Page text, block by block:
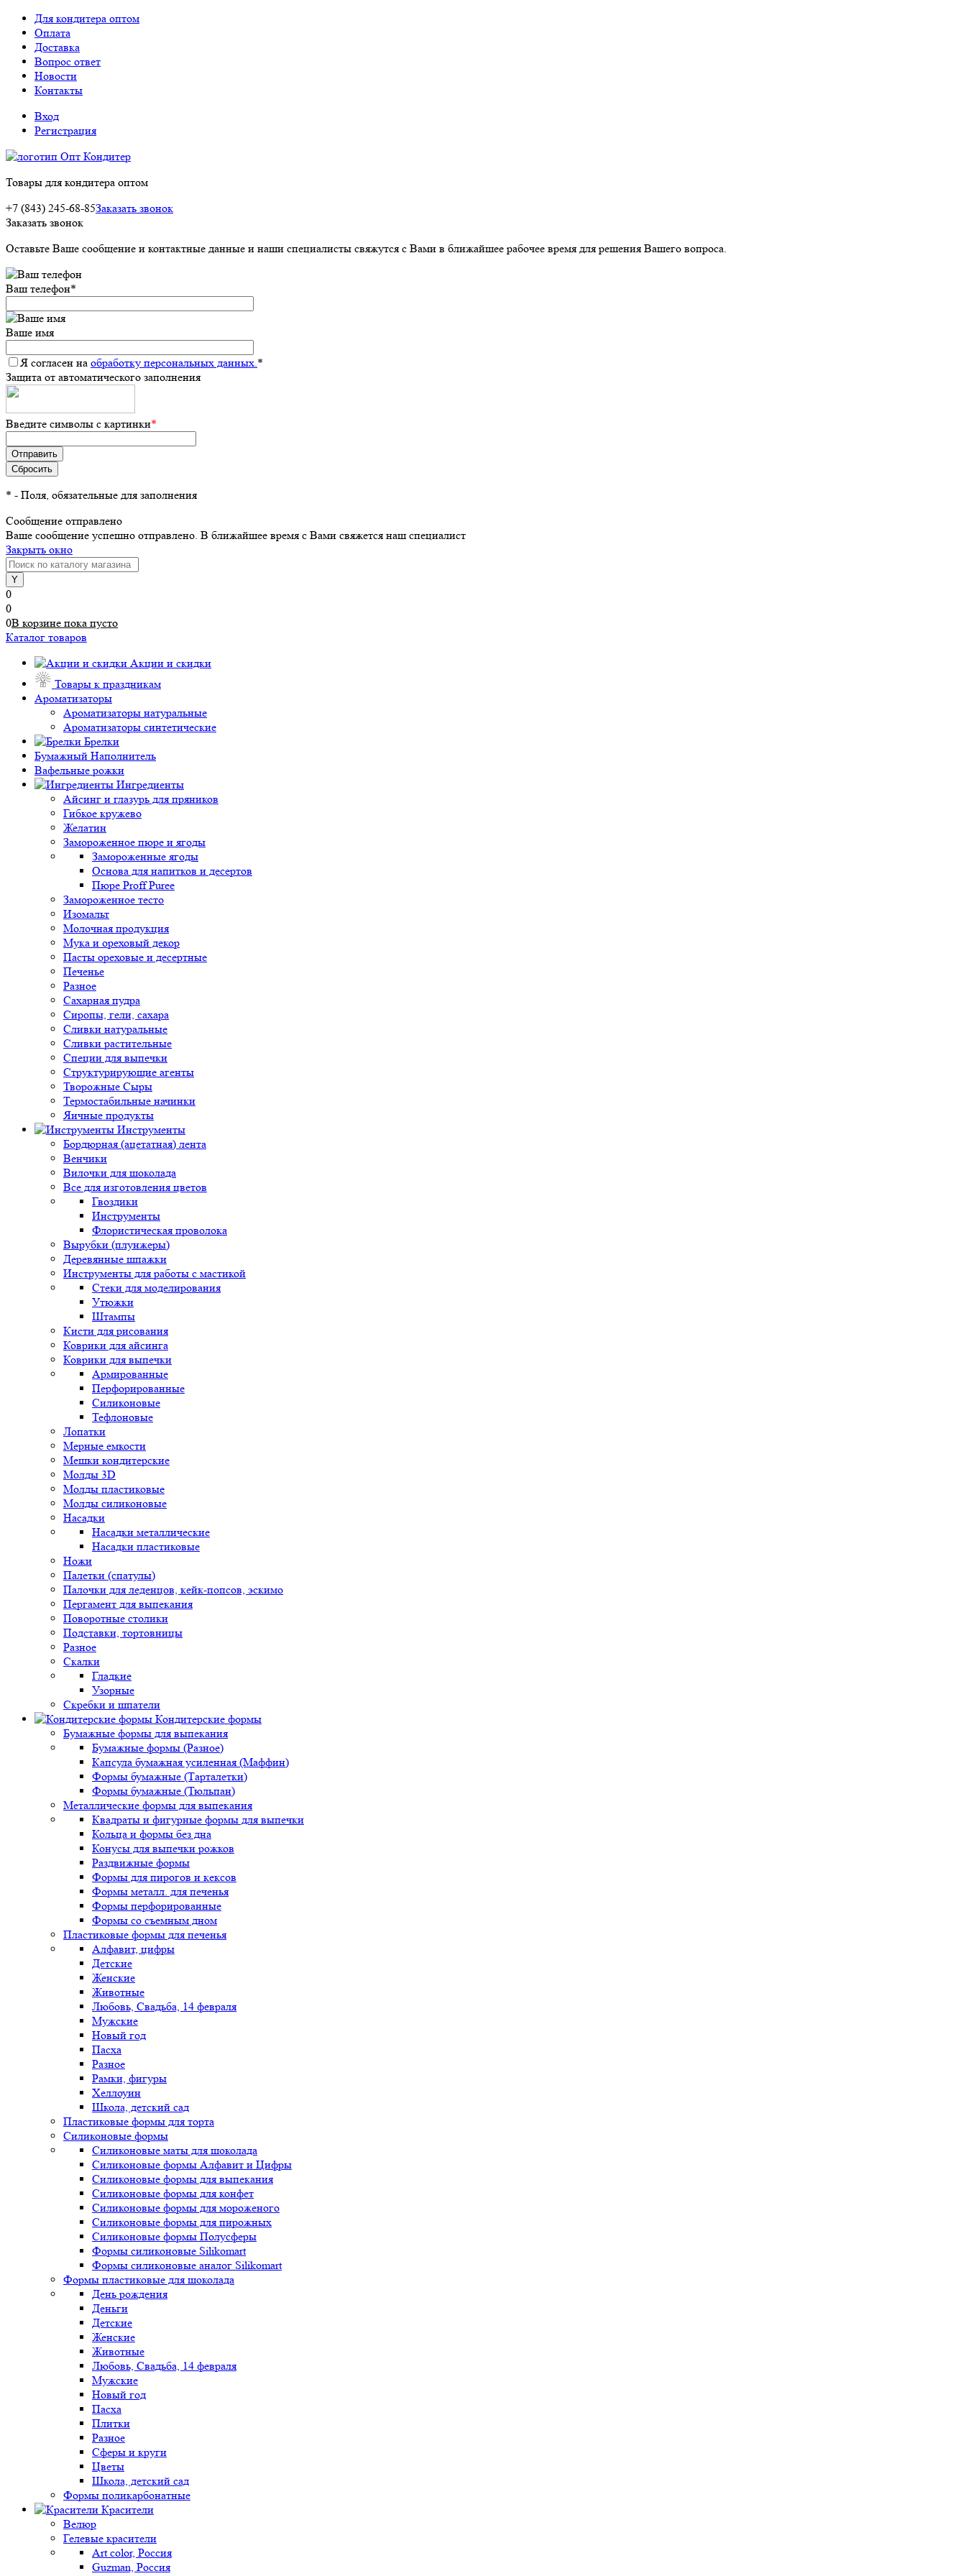
Для кондитера оптом
Оплата
Доставка
Вопрос ответ
Новости
Контакты
Вход
Регистрация
Товары для кондитера оптом
+7 (843) 245-68-85Заказать звонок
Заказать звонок
Оставьте Ваше сообщение и контактные данные и наши специалисты свяжутся с Вами в ближайшее рабочее время для решения Вашего вопроса.
Ваш телефон*
Ваше имя
Я согласен на обработку персональных данных.*
Защита от автоматического заполнения
Введите символы с картинки*
* - Поля, обязательные для заполнения
Сообщение отправлено
Ваше сообщение успешно отправлено. В ближайшее время с Вами свяжется наш специалист
Закрыть окно
0
0
0В корзине пока пусто
Каталог товаров
Акции и скидки
Товары к праздникам
Ароматизаторы
Ароматизаторы натуральные
Ароматизаторы синтетические
Брелки
Бумажный Наполнитель
Вафельные рожки
Ингредиенты
Айсинг и глазурь для пряников
Гибкое кружево
Желатин
Замороженное пюре и ягоды
Замороженные ягоды
Основа для напитков и десертов
Пюре Proff Puree
Замороженное тесто
Изомальт
Молочная продукция
Мука и ореховый декор
Пасты ореховые и десертные
Печенье
Разное
Сахарная пудра
Сиропы, гели, сахара
Сливки натуральные
Сливки растительные
Специи для выпечки
Структурирующие агенты
Творожные Сыры
Термостабильные начинки
Яичные продукты
Инструменты
Бордюрная (ацетатная) лента
Венчики
Вилочки для шоколада
Все для изготовления цветов
Гвоздики
Инструменты
Флористическая проволока
Вырубки (плунжеры)
Деревянные шпажки
Инструменты для работы с мастикой
Стеки для моделирования
Утюжки
Штампы
Кисти для рисования
Коврики для айсинга
Коврики для выпечки
Армированные
Перфорированные
Силиконовые
Тефлоновые
Лопатки
Мерные емкости
Мешки кондитерские
Молды 3D
Молды пластиковые
Молды силиконовые
Насадки
Насадки металлические
Насадки пластиковые
Ножи
Палетки (спатулы)
Палочки для леденцов, кейк-попсов, эскимо
Пергамент для выпекания
Поворотные столики
Подставки, тортовницы
Разное
Скалки
Гладкие
Узорные
Скребки и шпатели
Кондитерские формы
Бумажные формы для выпекания
Бумажные формы (Разное)
Капсула бумажная усиленная (Маффин)
Формы бумажные (Тарталетки)
Формы бумажные (Тюльпан)
Металлические формы для выпекания
Квадраты и фигурные формы для выпечки
Кольца и формы без дна
Конусы для выпечки рожков
Раздвижные формы
Формы для пирогов и кексов
Формы металл. для печенья
Формы перфорированные
Формы со съемным дном
Пластиковые формы для печенья
Алфавит, цифры
Детские
Женские
Животные
Любовь, Свадьба, 14 февраля
Мужские
Новый год
Пасха
Разное
Рамки, фигуры
Хеллоуин
Школа, детский сад
Пластиковые формы для торта
Силиконовые формы
Силиконовые маты для шоколада
Силиконовые формы Алфавит и Цифры
Силиконовые формы для выпекания
Силиконовые формы для конфет
Силиконовые формы для мороженого
Силиконовые формы для пирожных
Силиконовые формы Полусферы
Формы силиконовые Silikomart
Формы силиконовые аналог Silikomart
Формы пластиковые для шоколада
День рождения
Деньги
Детские
Женские
Животные
Любовь, Свадьба, 14 февраля
Мужские
Новый год
Пасха
Плитки
Разное
Сферы и круги
Цветы
Школа, детский сад
Формы поликарбонатные
Красители
Велюр
Гелевые красители
Art color, Россия
Guzman, Россия